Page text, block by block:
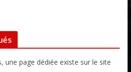
une page dédiée existe sur le site